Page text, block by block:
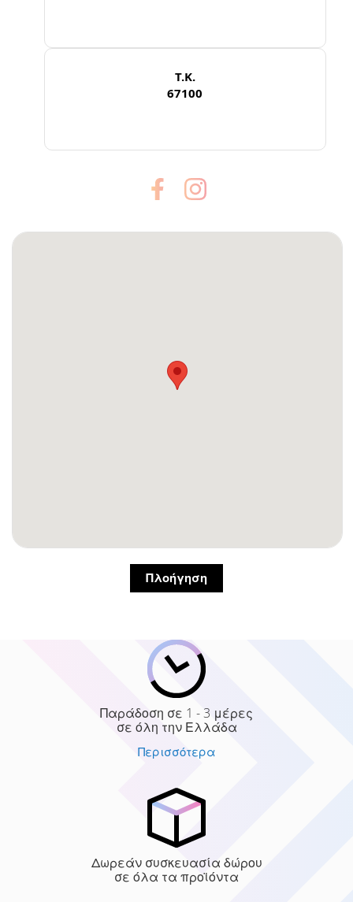
T.K.
67100
Πλοήγηση
Παράδοση σε 1 - 3 μέρες
σε όλη την Ελλάδα
Περισσότερα
Δωρεάν συσκευασία δώρου
σε όλα τα προϊόντα